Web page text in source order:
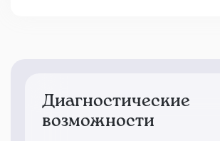
Диагностические
возможности